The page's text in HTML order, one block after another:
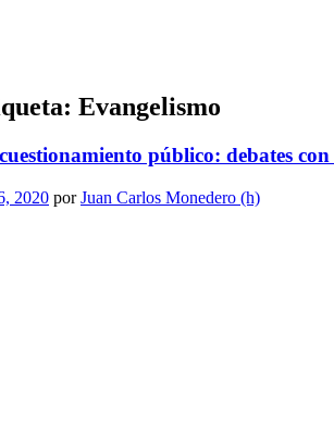
Evangelismo
público: debates
2020 porJuan Carlos Monedero (h)